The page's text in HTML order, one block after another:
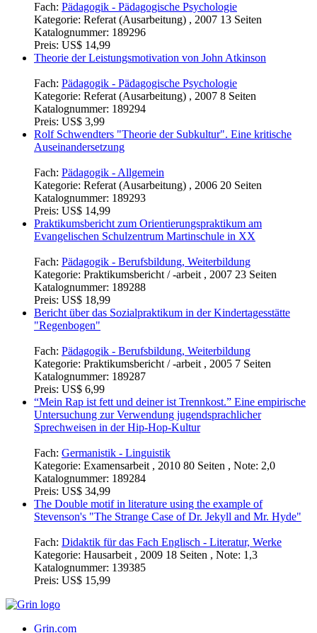
Fach: Pädagogik - Pädagogische Psychologie
Kategorie: Referat (Ausarbeitung) , 2007 13 Seiten
Katalognummer: 189296
Preis: US$ 14,99
Theorie der Leistungsmotivation von John Atkinson
Fach: Pädagogik - Pädagogische Psychologie
Kategorie: Referat (Ausarbeitung) , 2007 8 Seiten
Katalognummer: 189294
Preis: US$ 3,99
Rolf Schwendters "Theorie der Subkultur". Eine kritische
Auseinandersetzung
Fach: Pädagogik - Allgemein
Kategorie: Referat (Ausarbeitung) , 2006 20 Seiten
Katalognummer: 189293
Preis: US$ 14,99
Praktikumsbericht zum Orientierungspraktikum am
Evangelischen Schulzentrum Martinschule in XX
Fach: Pädagogik - Berufsbildung, Weiterbildung
Kategorie: Praktikumsbericht / -arbeit , 2007 23 Seiten
Katalognummer: 189288
Preis: US$ 18,99
Bericht über das Sozialpraktikum in der Kindertagesstätte
"Regenbogen"
Fach: Pädagogik - Berufsbildung, Weiterbildung
Kategorie: Praktikumsbericht / -arbeit , 2005 7 Seiten
Katalognummer: 189287
Preis: US$ 6,99
“Mein Rap ist fett und deiner ist Trennkost.” Eine empirische
Untersuchung zur Verwendung jugendsprachlicher
Sprechweisen in der Hip-Hop-Kultur
Fach: Germanistik - Linguistik
Kategorie: Examensarbeit , 2010 80 Seiten , Note: 2,0
Katalognummer: 189284
Preis: US$ 34,99
The Double motif in literature using the example of
Stevenson's "The Strange Case of Dr. Jekyll and Mr. Hyde"
Fach: Didaktik für das Fach Englisch - Literatur, Werke
Kategorie: Hausarbeit , 2009 18 Seiten , Note: 1,3
Katalognummer: 139385
Preis: US$ 15,99
Grin.com